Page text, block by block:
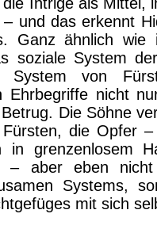
und das erkennt
Ganz ähnlich wie
soziale System
System von
Ehrbegriffe nicht
Die Söhne
die Opfer
grenzenlosem
– aber eben
Systems,
mit sich